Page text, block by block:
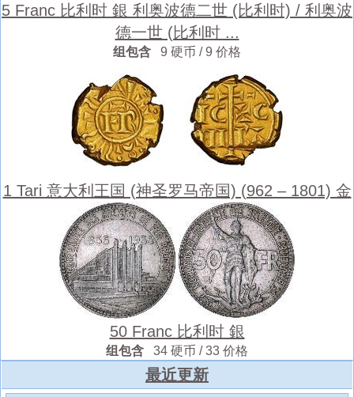
5 Franc 比利时 銀 利奥波德二世 (比利时) / 利奥波
德一世 (比利时 ...
组包含 9 硬币 / 9 价格
1 Tari 意大利王国 (神圣罗马帝国) (962 – 1801) 金
50 Franc 比利时 銀
组包含 34 硬币 / 33 价格
最近更新